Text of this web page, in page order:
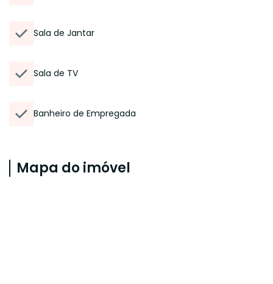
Sala de Jantar
Sala de TV
Banheiro de Empregada
Mapa do imóvel